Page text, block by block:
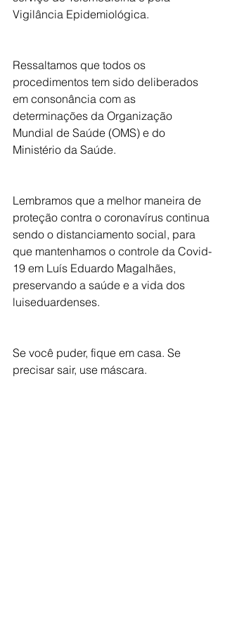
Vigilância Epidemiológica.
Ressaltamos que todos os
procedimentos tem sido deliberados
em consonância com as
determinações da Organização
Mundial de Saúde (OMS) e do
Ministério da Saúde.
Lembramos que a melhor maneira de
proteção contra o coronavírus continua
sendo o distanciamento social, para
que mantenhamos o controle da Covid-
19 em Luís Eduardo Magalhães,
preservando a saúde e a vida dos
luiseduardenses.
Se você puder, fique em casa. Se
precisar sair, use máscara.